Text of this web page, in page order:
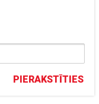
PIERAKSTĪTIES